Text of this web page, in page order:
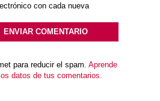
con cada nueva
para reducir el spam. Aprende
datos de tus comentarios.